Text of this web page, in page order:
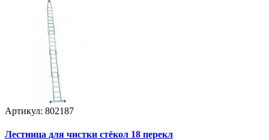
Артикул: 802187
Лестница для чистки стёкол 18 перекл